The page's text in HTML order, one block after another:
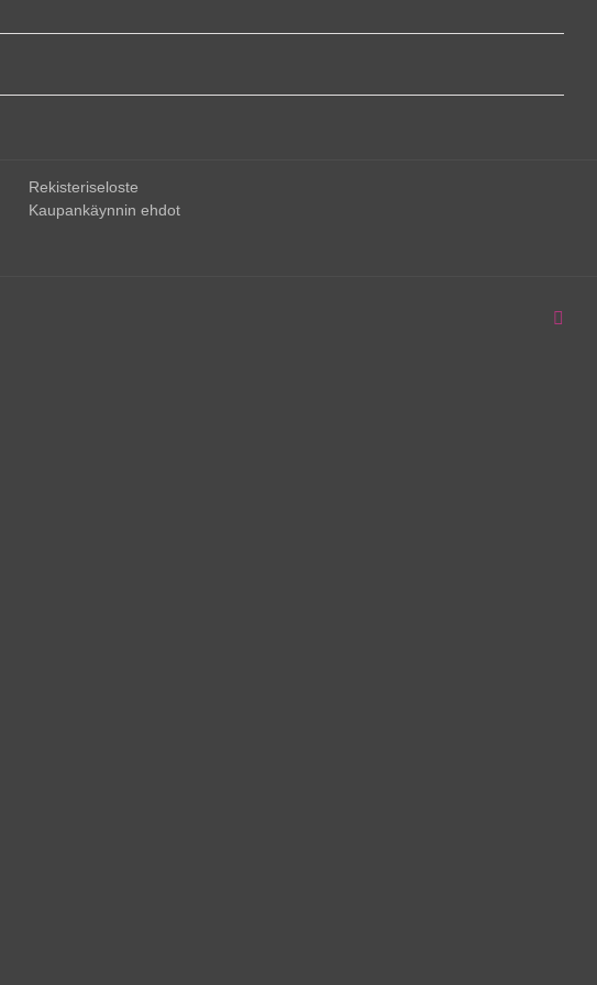
Rekisteriseloste
Kaupankäynnin ehdot